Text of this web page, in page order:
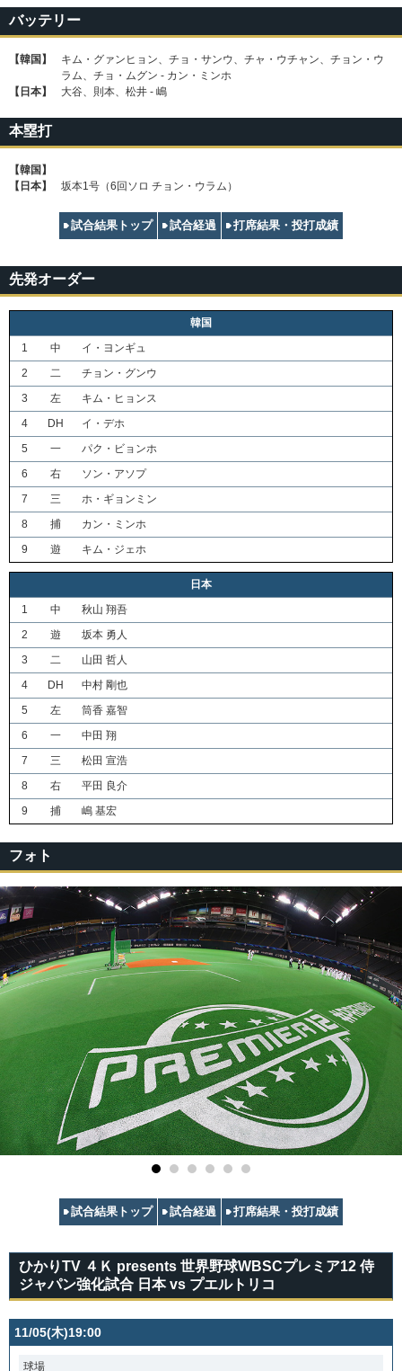
バッテリー
【韓国】
キム・グァンヒョン、チョ・サンウ、チャ・ウチャン、チョン・ウ
ラム、チョ・ムグン - カン・ミンホ
【日本】
大谷、則本、松井 - 嶋
本塁打
【韓国】
【日本】
坂本1号（6回ソロ チョン・ウラム）
試合結果トップ 試合経過 打席結果・投打成績
先発オーダー
韓国
1
中
イ・ヨンギュ
2
二
チョン・グンウ
3
左
キム・ヒョンス
4
DH
イ・デホ
5
一
パク・ビョンホ
6
右
ソン・アソプ
7
三
ホ・ギョンミン
8
捕
カン・ミンホ
9
遊 キム・ジェホ
日本
1
中
秋山 翔吾
2
遊
坂本 勇人
3
二
山田 哲人
4
DH
中村 剛也
5
左
筒香 嘉智
6
一
中田 翔
7
三
松田 宣浩
8
右
平田 良介
9
捕 嶋 基宏
フォト
試合結果トップ 試合経過 打席結果・投打成績
ひかりTV ４Ｋ presents 世界野球WBSCプレミア12 侍
ジャパン強化試合 日本 vs プエルトリコ
11/05(木)19:00
球場